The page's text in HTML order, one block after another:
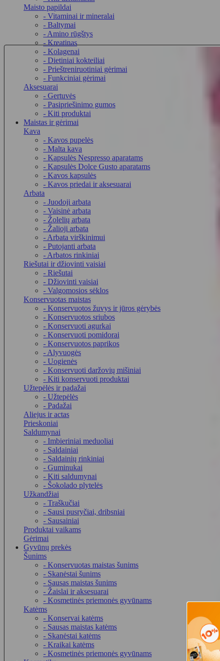
Maisto papildai
- Vitaminai ir mineralai
- Baltymai
- Amino rūgštys
- Kreatinas
- Kolagenai
- Dietiniai kokteiliai
- Prieštreniruotiniai gėrimai
- Funkciniai gėrimai
Aksesuarai
- Gertuvės
- Pasipriešinimo gumos
- Kiti produktai
Maistas ir gėrimai
Kava
- Kavos pupelės
- Malta kava
- Kapsulės Nespresso aparatams
- Kapsulės Dolce Gusto aparatams
- Kavos kapsulės
- Kavos priedai ir aksesuarai
Arbata
- Juodoji arbata
- Vaisinė arbata
- Žolelių arbata
- Žalioji arbata
- Arbata virškinimui
- Putojanti arbata
- Arbatos rinkiniai
Riešutai ir džiovinti vaisiai
- Riešutai
- Džiovinti vaisiai
- Valgomosios sėklos
Konservuotas maistas
- Konservuotos žuvys ir jūros gėrybės
- Konservuotos sriubos
- Konservuoti agurkai
- Konservuoti pomidorai
- Konservuotos paprikos
- Alyvuogės
- Uogienės
- Konservuoti daržovių mišiniai
- Kiti konservuoti produktai
Užtepėlės ir padažai
- Užtepėlės
- Padažai
Aliejus ir actas
Prieskoniai
Saldumynai
- Imbieriniai meduoliai
- Saldainiai
- Saldainių rinkiniai
- Guminukai
- Kiti saldumynai
- Šokolado plytelės
Užkandžiai
- Traškučiai
- Sausi pusryčiai, dribsniai
- Sausainiai
Produktai vaikams
Gėrimai
Gyvūnų prekės
Šunims
- Konservuotas maistas šunims
- Skanėstai šunims
- Sausas maistas šunims
- Žaislai ir aksesuarai
- Kosmetinės priemonės gyvūnams
Katėms
- Konservai katėms
- Sausas maistas katėms
- Skanėstai katėms
- Kraikai katėms
- Kosmetinės priemonės gyvūnams